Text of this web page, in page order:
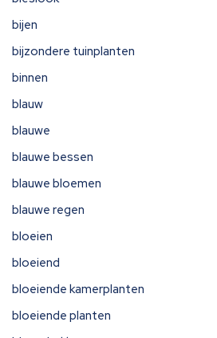
bijen
bijzondere tuinplanten
binnen
blauw
blauwe
blauwe bessen
blauwe bloemen
blauwe regen
bloeien
bloeiend
bloeiende kamerplanten
bloeiende planten